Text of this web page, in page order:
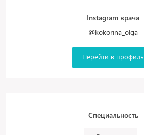
Instagram врача
@kokorina_olga
Перейти в профиль
Специальность